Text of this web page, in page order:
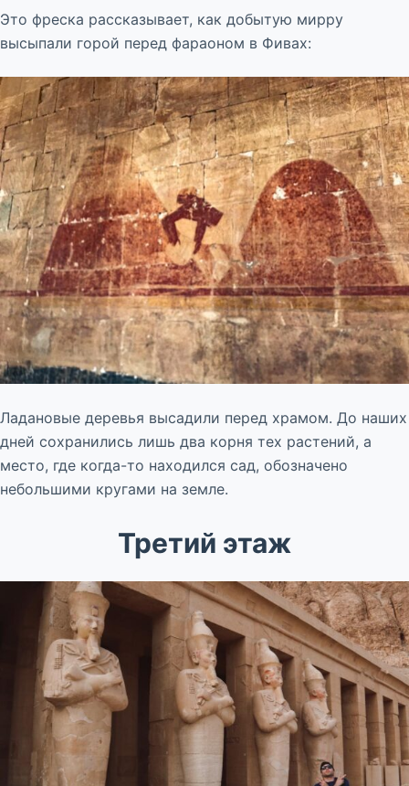
Это фреска рассказывает, как добытую мирру
высыпали горой перед фараоном в Фивах:
Ладановые деревья высадили перед храмом. До наших
дней сохранились лишь два корня тех растений, а
место, где когда-то находился сад, обозначено
небольшими кругами на земле.
Третий этаж